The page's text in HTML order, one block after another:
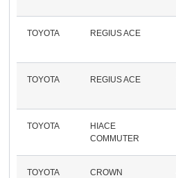
TOYOTA REGIUS ACE
TOYOTA REGIUS ACE
TOYOTA
HIACE
COMMUTER
TOYOTA CROWN